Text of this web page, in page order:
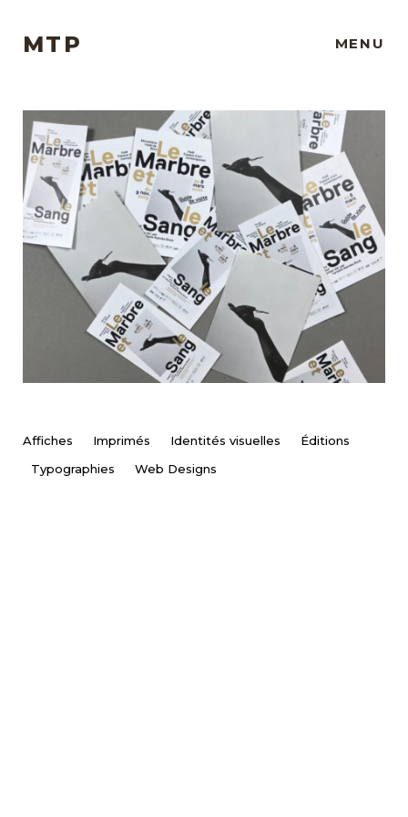
MTP MENU
Projets
Contact
Affiches Imprimés Identités visuelles
Éditions
Typographies
Web Designs